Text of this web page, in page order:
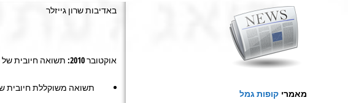
באדיבות שרון גייזלר
אוקטובר 2010: תשואה חיובית של כ-2.5% לקופות הגמל תודות לעליות בכל אפיקי ההשקעה המרכזיים.
מאמרי קופות גמל